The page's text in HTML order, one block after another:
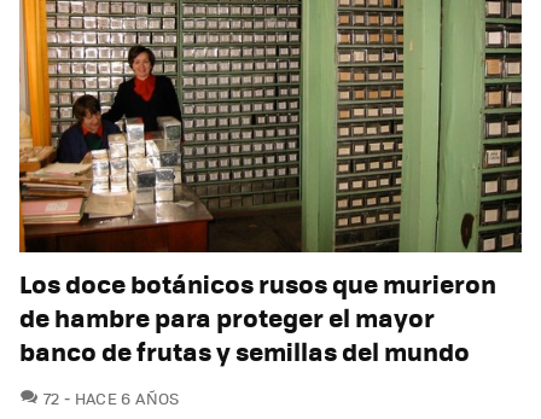
Los doce botánicos rusos que murieron
de hambre para proteger el mayor
banco de frutas y semillas del mundo
72 COMENTARIOS
HACE 6 AÑOS